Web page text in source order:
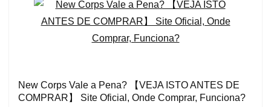
New Corps Vale a Pena? 【VEJA ISTO ANTES DE
COMPRAR】 Site Oficial, Onde Comprar, Funciona?